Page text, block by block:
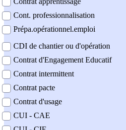
Cont. professionnalisation
Prépa.opérationnel.emploi
CDI de chantier ou d'opération
Contrat d'Engagement Educatif
Contrat intermittent
Contrat pacte
Contrat d'usage
CUI - CAE